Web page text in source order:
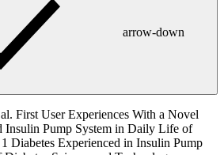
arrow-down
First User Experiences With a Novel
Insulin Pump System in Daily Life of
Diabetes Experienced in Insulin Pump